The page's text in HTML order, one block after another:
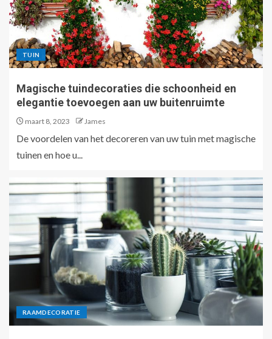
TUIN
Magische tuindecoraties die schoonheid en
elegantie toevoegen aan uw buitenruimte
maart 8, 2023 James
De voordelen van het decoreren van uw tuin met magische
tuinen en hoe u...
RAAMDECORATIE